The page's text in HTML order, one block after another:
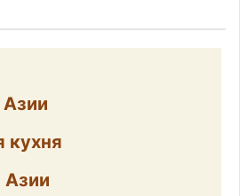
Азии
кухня
Азии